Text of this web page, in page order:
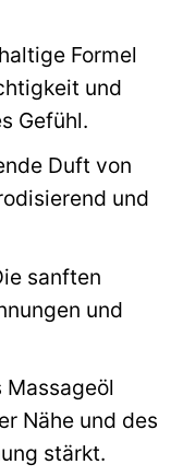
Formel
und
Gefühl.
Duft von
und
sanften
und
Massageöl
Nähe und des
stärkt.